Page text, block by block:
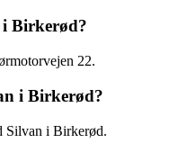
i Birkerød?
22.
i Birkerød?
Silvan i Birkerød.